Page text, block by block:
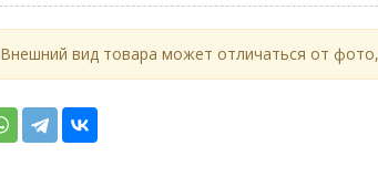
Внешний вид товара может отличаться от